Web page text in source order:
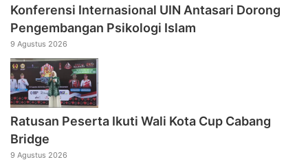
Konferensi Internasional UIN Antasari Dorong
Pengembangan Psikologi Islam
9 Agustus 2026
Ratusan Peserta Ikuti Wali Kota Cup Cabang
Bridge
9 Agustus 2026